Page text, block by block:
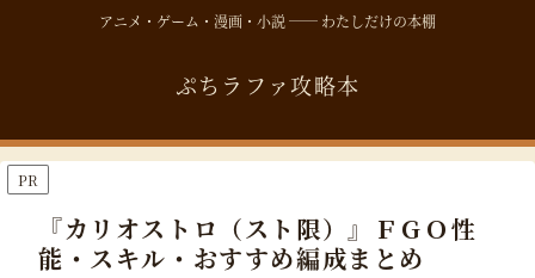
アニメ・ゲーム・漫画・小説 ── わたしだけの本棚
ぷちラファ攻略本
PR
『カリオストロ（スト限）』ＦＧＯ性
能・スキル・おすすめ編成まとめ